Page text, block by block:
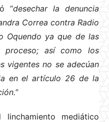
“desechar la denuncia
Correa contra Radio
Oquendo ya que de las
proceso; así como los
vigentes no se adecúan
en el artículo 26 de la
”
mediático